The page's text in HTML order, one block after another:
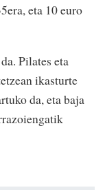
eta 10 euro
Pilates eta
ikasturte
da, eta baja